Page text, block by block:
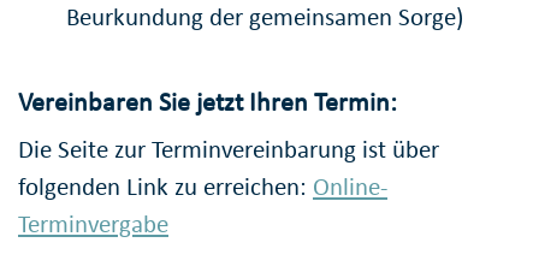
Beurkundung der gemeinsamen Sorge)
Vereinbaren Sie jetzt Ihren Termin:
Die Seite zur Terminvereinbarung ist über
folgenden Link zu erreichen: Online-
Terminvergabe